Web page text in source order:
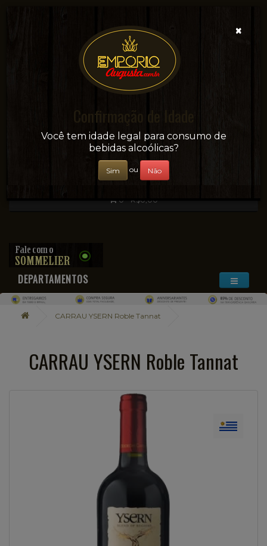
Sua conveniência e adega on-line!
0 - R$0,00
DEPARTAMENTOS
CARRAU YSERN Roble Tannat
CARRAU YSERN Roble Tannat
×
Confirmação de Idade
Você tem idade legal para consumo de
bebidas alcoólicas?
Sim ou Não